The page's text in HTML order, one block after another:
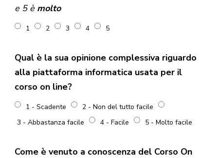
e 5 è molto
1 2 3 4 5
Qual è la sua opinione complessiva riguardo
alla piattaforma informatica usata per il
corso on line?
1 - Scadente
2 - Non del tutto facile
3 - Abbastanza facile
4 - Facile 5 - Molto facile
Come è venuto a conoscenza del Corso On